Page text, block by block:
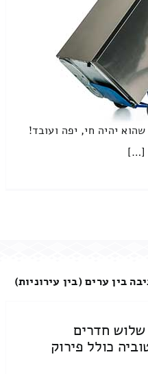
יהיה חי, יפה ועובד!
[…]
בין ערים (בין עירוניות)
חדרים
כולל פירוק